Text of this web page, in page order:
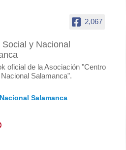
2,067
Social y Nacional
oficial de la Asociación "Centro
Salamanca".
Salamanca